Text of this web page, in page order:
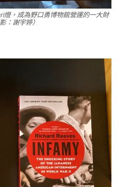
，成為野口勇博物館營運的一大財
：謝宇婷）